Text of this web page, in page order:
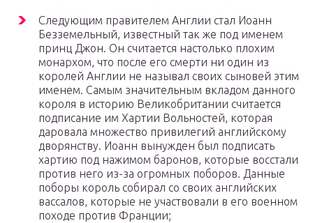
Следующим правителем Англии стал Иоанн
Безземельный, известный так же под именем
принц Джон. Он считается настолько плохим
монархом, что после его смерти ни один из
королей Англии не называл своих сыновей этим
именем. Самым значительным вкладом данного
короля в историю Великобритании считается
подписание им Хартии Вольностей, которая
даровала множество привилегий английскому
дворянству. Иоанн вынужден был подписать
хартию под нажимом баронов, которые восстали
против него из-за огромных поборов. Данные
поборы король собирал со своих английских
вассалов, которые не участвовали в его военном
походе против Франции;